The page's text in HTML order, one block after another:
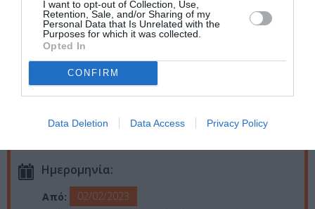
I want to opt-out of Collection, Use,
Retention, Sale, and/or Sharing of my
Personal Data that Is Unrelated with the
Purposes for which it was collected.
Opted In
CONFIRM
Data Deletion Data Access Privacy Policy
Αφηγήτρια ηΜίρκα Παπακωνσταντίνου
Συμμετέχουν οι μουσικοί:
Πιάνο:Δημήτρης Κίκλης
Ακουστικό μπάσο:Αποστόλης Παρασκευαΐδης
Ακορντεόν:Άννα Λάκη
Ημερομηνία:
Από:
02/02/2023